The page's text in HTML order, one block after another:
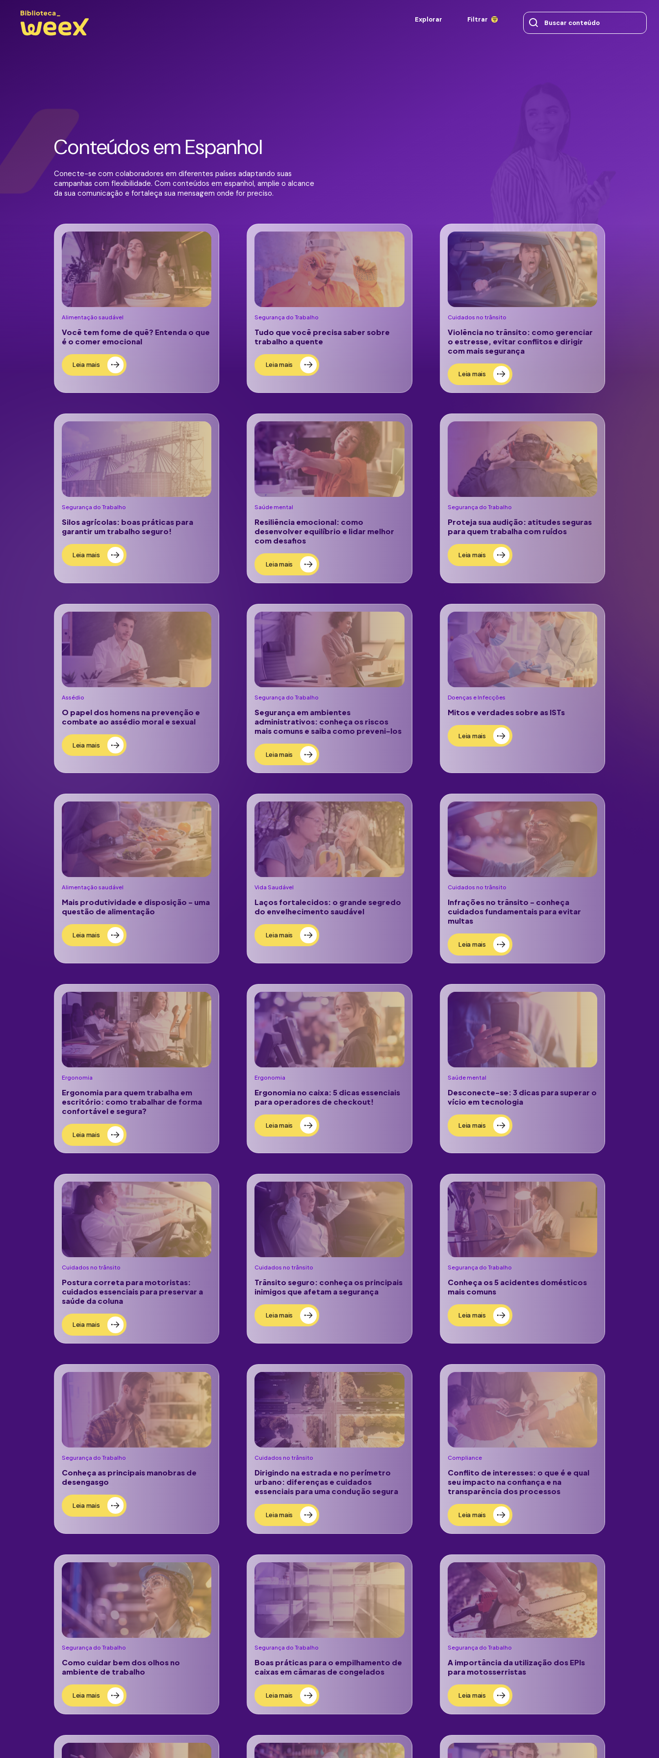
Explorar Filtrar
Conteúdos em Espanhol
Conecte-se com colaboradores em diferentes países adaptando suas
campanhas com flexibilidade. Com conteúdos em espanhol, amplie o alcance
da sua comunicação e fortaleça sua mensagem onde for preciso.
Alimentação saudável
Você tem fome de quê? Entenda o que
é o comer emocional
Leia mais
Segurança do Trabalho
Tudo que você precisa saber sobre
trabalho a quente
Leia mais
Cuidados no trânsito
Violência no trânsito: como gerenciar
o estresse, evitar conflitos e dirigir
com mais segurança
Leia mais
Segurança do Trabalho
Silos agrícolas: boas práticas para
garantir um trabalho seguro!
Leia mais
Saúde mental
Resiliência emocional: como
desenvolver equilíbrio e lidar melhor
com desafios
Leia mais
Segurança do Trabalho
Proteja sua audição: atitudes seguras
para quem trabalha com ruídos
Leia mais
Assédio
O papel dos homens na prevenção e
combate ao assédio moral e sexual
Leia mais
Segurança do Trabalho
Segurança em ambientes
administrativos: conheça os riscos
mais comuns e saiba como preveni-los
Leia mais
Doenças e Infecções
Mitos e verdades sobre as ISTs
Leia mais
Alimentação saudável
Mais produtividade e disposição – uma
questão de alimentação
Leia mais
Vida Saudável
Laços fortalecidos: o grande segredo
do envelhecimento saudável
Leia mais
Cuidados no trânsito
Infrações no trânsito – conheça
cuidados fundamentais para evitar
multas
Leia mais
Ergonomia
Ergonomia para quem trabalha em
escritório: como trabalhar de forma
confortável e segura?
Leia mais
Ergonomia
Ergonomia no caixa: 5 dicas essenciais
para operadores de checkout!
Leia mais
Saúde mental
Desconecte-se: 3 dicas para superar o
vício em tecnologia
Leia mais
Cuidados no trânsito
Postura correta para motoristas:
cuidados essenciais para preservar a
saúde da coluna
Leia mais
Cuidados no trânsito
Trânsito seguro: conheça os principais
inimigos que afetam a segurança
Leia mais
Segurança do Trabalho
Conheça os 5 acidentes domésticos
mais comuns
Leia mais
Segurança do Trabalho
Conheça as principais manobras de
desengasgo
Leia mais
Cuidados no trânsito
Dirigindo na estrada e no perímetro
urbano: diferenças e cuidados
essenciais para uma condução segura
Leia mais
Compliance
Conflito de interesses: o que é e qual
seu impacto na confiança e na
transparência dos processos
Leia mais
Segurança do Trabalho
Como cuidar bem dos olhos no
ambiente de trabalho
Leia mais
Segurança do Trabalho
Boas práticas para o empilhamento de
caixas em câmaras de congelados
Leia mais
Segurança do Trabalho
A importância da utilização dos EPIs
para motosserristas
Leia mais